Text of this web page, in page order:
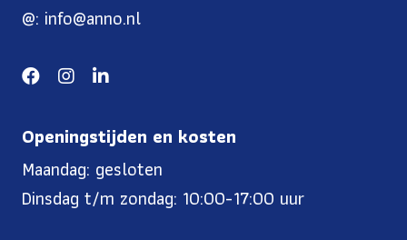
@: info@anno.nl
Openingstijden en kosten
Maandag: gesloten
Dinsdag t/m zondag: 10:00-17:00 uur